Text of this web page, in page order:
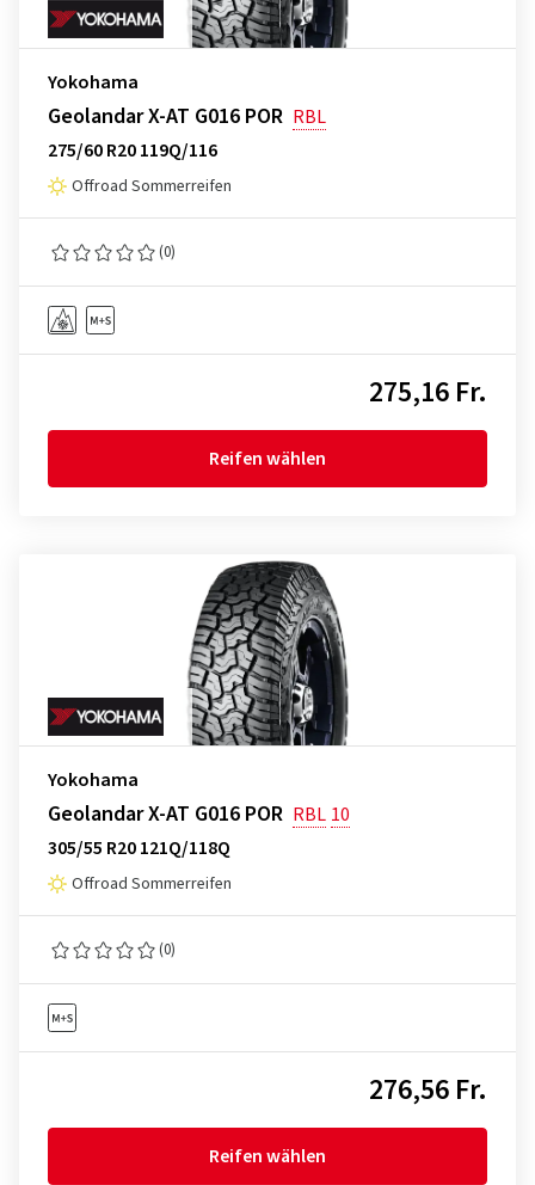
Yokohama
Geolandar X-AT G016 POR RBL
275/60 R20 119Q/116
Offroad Sommerreifen
(0)
275,16 Fr.
Reifen wählen
Yokohama
Geolandar X-AT G016 POR RBL 10
305/55 R20 121Q/118Q
Offroad Sommerreifen
(0)
276,56 Fr.
Reifen wählen